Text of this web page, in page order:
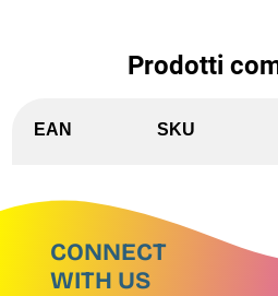
Prodotti
EAN SKU
CONNECT
WITH US